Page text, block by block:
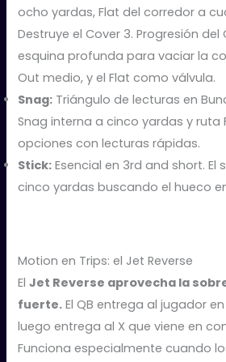
ocho yardas, Flat del corredor a
Destruye el Cover 3. Progresión del
esquina profunda para vaciar la
Out medio, y el Flat como válvula.
Snag: Triángulo de lecturas en
Snag interna a cinco yardas y ruta
opciones con lecturas rápidas.
Stick: Esencial en 3rd and short. El
cinco yardas buscando el hueco
Motion en Trips: el Jet Reverse
ElJet Reverse aprovecha la
fuerte. El QB entrega al jugador
luego entrega al X que viene en
Funciona especialmente cuando